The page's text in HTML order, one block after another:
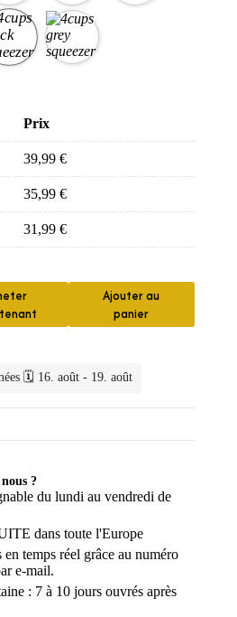
Prix
39,99 €
35,99 €
31,99 €
Ajouter au
panier
🗓️ 16. août - 19. août
?
du lundi au vendredi de
dans toute l'Europe
temps réel grâce au numéro
e-mail.
: 7 à 10 jours ouvrés après